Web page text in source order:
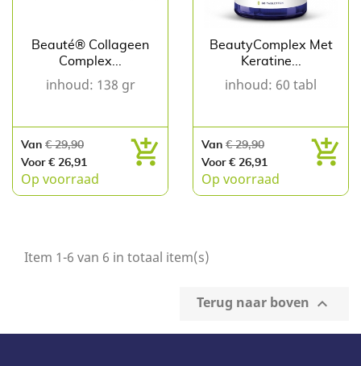
Beauté® Collageen
Complex...
inhoud: 138 gr
Normale
prijs
Van € 29,90Prijs
Voor € 26,91
Op voorraad
BeautyComplex Met
Keratine...
inhoud: 60 tabl
Normale
prijs
Van € 29,90Prijs
Voor € 26,91
Op voorraad
Item 1-6 van 6 in totaal item(s)
Terug naar boven 